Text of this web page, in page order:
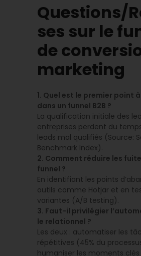
Questions/
ses sur le
de
marketing
1. Quel est le premier point
dans un funnel B2B ?
La qualification initiale des
entreprises perdent du
leads mal qualifiés (Source:
Benchmark Index).
2. Comment réduire les
funnel ?
En identifiant les points
outils comme Hotjar et en
variantes (A/B testing).
3. Faut-il privilégier
le relationnel ?
Les deux : automatiser les
répétitives (45% du
humaniser les moments clés